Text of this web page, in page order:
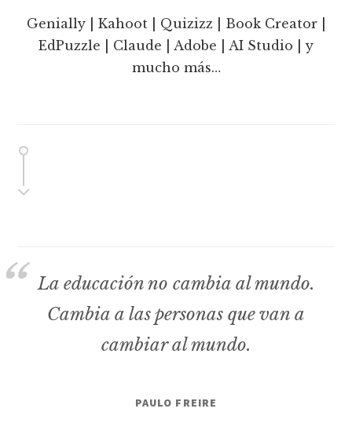
Genially | Kahoot | Quizizz | Book Creator |
EdPuzzle | Claude | Adobe | AI Studio | y
mucho más…
La educación no cambia al mundo.
Cambia a las personas que van a
cambiar al mundo.
PAULO FREIRE